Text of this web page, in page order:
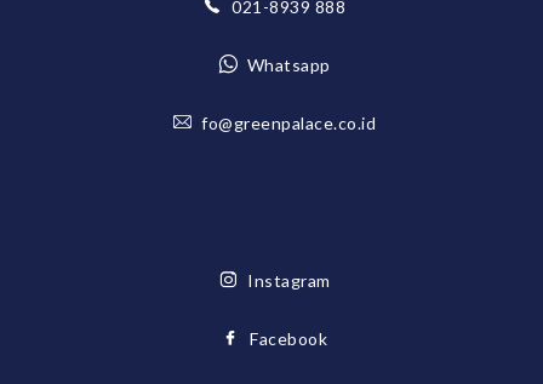
021-8939 888
Whatsapp
fo@greenpalace.co.id
Instagram
Facebook